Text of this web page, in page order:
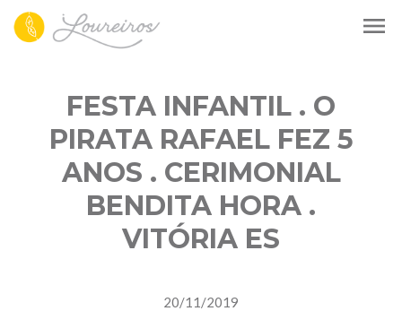
menu
FESTA INFANTIL . O
PIRATA RAFAEL FEZ 5
ANOS . CERIMONIAL
BENDITA HORA .
VITÓRIA ES
20/11/2019